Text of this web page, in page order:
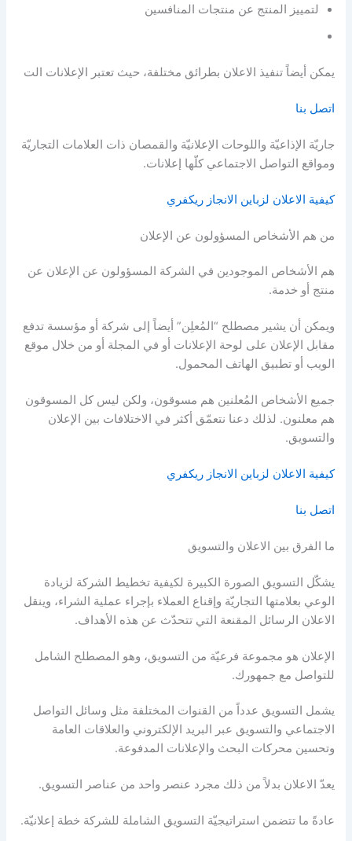
لتمييز المنتج عن منتجات المنافسين
يمكن أيضاً تنفيذ الاعلان بطرائق مختلفة، حيث تعتبر الإعلانات الت
اتصل بنا
جاريّة الإذاعيّة واللوحات الإعلانيّة والقمصان ذات العلامات التجاريّة
ومواقع التواصل الاجتماعي كلّها إعلانات.
كيفية الاعلان لزباين الانجاز ريكفري
من هم الأشخاص المسؤولون عن الإعلان
هم الأشخاص الموجودين في الشركة المسؤولون عن الإعلان عن
منتج أو خدمة.
ويمكن أن يشير مصطلح “المُعلِن” أيضاً إلى شركة أو مؤسسة تدفع
مقابل الإعلان على لوحة الإعلانات أو في المجلة أو من خلال موقع
الويب أو تطبيق الهاتف المحمول.
جميع الأشخاص المُعلنين هم مسوقون، ولكن ليس كل المسوقون
هم معلنون. لذلك دعنا نتعمّق أكثر في الاختلافات بين الإعلان
والتسويق.
كيفية الاعلان لزباين الانجاز ريكفري
اتصل بنا
ما الفرق بين الاعلان والتسويق
يشكّل التسويق الصورة الكبيرة لكيفية تخطيط الشركة لزيادة
الوعي بعلامتها التجاريّة وإقناع العملاء بإجراء عملية الشراء، وينقل
الاعلان الرسائل المقنعة التي تتحدّث عن هذه الأهداف.
الإعلان هو مجموعة فرعيّة من التسويق، وهو المصطلح الشامل
للتواصل مع جمهورك.
يشمل التسويق عدداً من القنوات المختلفة مثل وسائل التواصل
الاجتماعي والتسويق عبر البريد الإلكتروني والعلاقات العامة
وتحسين محركات البحث والإعلانات المدفوعة.
يعدّ الاعلان بدلاً من ذلك مجرد عنصر واحد من عناصر التسويق.
عادةً ما تتضمن استراتيجيّة التسويق الشاملة للشركة خطة إعلانيّة.